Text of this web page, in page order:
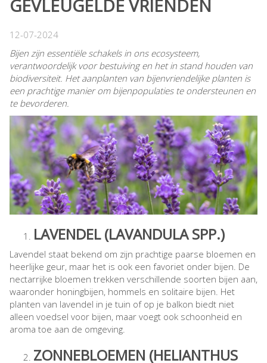
GEVLEUGELDE VRIENDEN
12-07-2024
Bijen zijn essentiële schakels in ons ecosysteem,
verantwoordelijk voor bestuiving en het in stand houden van
biodiversiteit. Het aanplanten van bijenvriendelijke planten is
een prachtige manier om bijenpopulaties te ondersteunen en
te bevorderen.
LAVENDEL (LAVANDULA SPP.)
Lavendel staat bekend om zijn prachtige paarse bloemen en
heerlijke geur, maar het is ook een favoriet onder bijen. De
nectarrijke bloemen trekken verschillende soorten bijen aan,
waaronder honingbijen, hommels en solitaire bijen. Het
planten van lavendel in je tuin of op je balkon biedt niet
alleen voedsel voor bijen, maar voegt ook schoonheid en
aroma toe aan de omgeving.
ZONNEBLOEMEN (HELIANTHUS